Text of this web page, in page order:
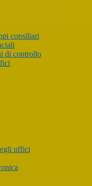
consiliari
di controllo
uffici